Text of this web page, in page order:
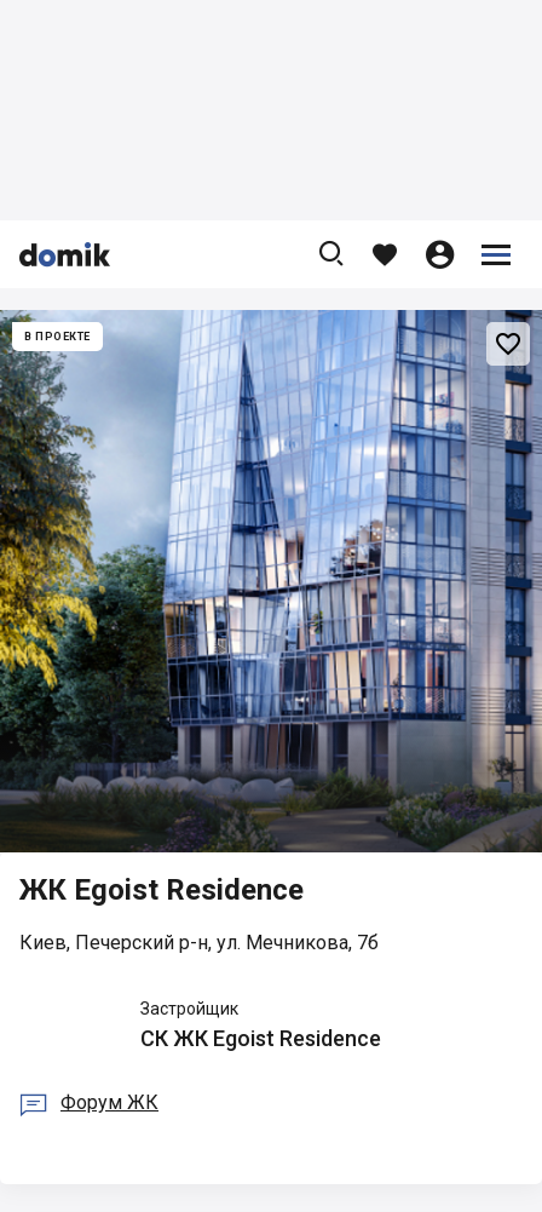


    


В ПРОЕКТЕ 
ЖК Egoist Residence
Киев, Печерский р-н, ул. Мечникова, 7б
Застройщик
СК ЖК Egoist Residence
 Форум ЖК